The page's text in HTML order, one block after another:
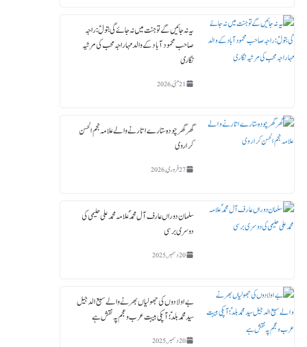
یہ نہ جائیں گے تو جنت میں نہ جائے گی بتولؑ: راجہ
صاحب محمود آباد کے والد مہاراجہ محب کی مرثیہ
نگاری
21 مئی, 2026
گھر گھر چودہ ستارے اتارنے والے علامہ نجم الحسن
کراروی
27 فروری, 2026
سلمان دوراں عارف آل محمدؐ علامہ محمد علی حلیمی کی
دوسری برسی
20 دسمبر, 2025
بے اولادوں کی جھولیاں بھرنے والے سبع الدجیل
سید محمد بلدؑ ؛ آپکی ہیبت عرب و عجم پہ نقش ہے
20 دسمبر, 2025